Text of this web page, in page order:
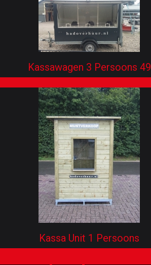
Kassawagen 3 Persoons 49
Kassa Unit 1 Persoons